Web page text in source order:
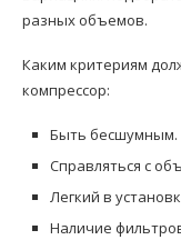
разных объемов.
Каким критериям
компрессор:
Быть бесшумным.
Справляться с
Легкий в
Наличие